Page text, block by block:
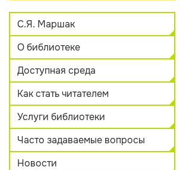
С.Я. Маршак
О библиотеке
Доступная среда
Как стать читателем
Услуги библиотеки
Часто задаваемые вопросы
Новости